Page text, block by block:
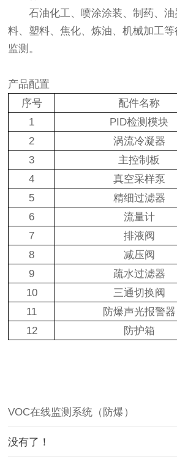
石油化工、喷涂涂装、制药、
料、塑料、焦化、炼油、机械加工
监测。
产品配置
序号
配件名称
1
PID检测模块
2
涡流冷凝器
3
主控制板
4
真空采样泵
5
精细过滤器
6
流量计
7
排液阀
8
减压阀
9
疏水过滤器
10
三通切换阀
11
防爆声光报警器
12
防护箱
VOC在线监测系统（防爆）
没有了！